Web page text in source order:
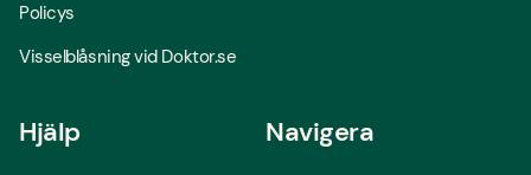
Policys
Visselblåsning vid Doktor.se
Hjälp Navigera